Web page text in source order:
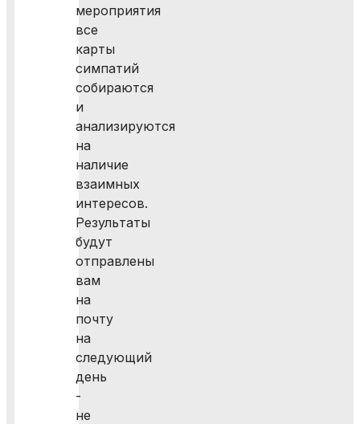
мероприятия
все
карты
симпатий
собираются
и
анализируются
на
наличие
взаимных
интересов.
Результаты
будут
отправлены
вам
на
почту
на
следующий
день
-
не